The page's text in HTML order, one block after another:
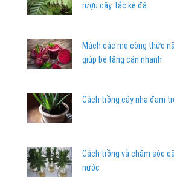
rượu cây Tắc kè đá
Mách các mẹ công thức
giúp bé tăng cân nhanh
Cách trồng cây nha đam
Cách trồng và chăm sóc
nước